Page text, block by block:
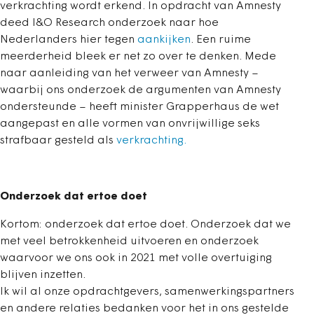
verkrachting wordt erkend. In opdracht van Amnesty
deed I&O Research onderzoek naar hoe
Nederlanders hier tegen aankijken. Een ruime
meerderheid bleek er net zo over te denken. Mede
naar aanleiding van het verweer van Amnesty –
waarbij ons onderzoek de argumenten van Amnesty
ondersteunde – heeft minister Grapperhaus de wet
aangepast en alle vormen van onvrijwillige seks
strafbaar gesteld als verkrachting.
Onderzoek dat ertoe doet
Kortom: onderzoek dat ertoe doet. Onderzoek dat we
met veel betrokkenheid uitvoeren en onderzoek
waarvoor we ons ook in 2021 met volle overtuiging
blijven inzetten.
Ik wil al onze opdrachtgevers, samenwerkingspartners
en andere relaties bedanken voor het in ons gestelde